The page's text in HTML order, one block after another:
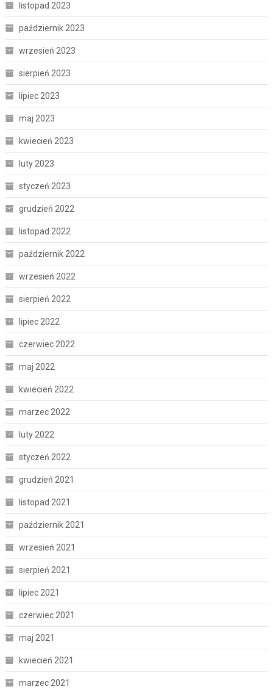
listopad 2023
październik 2023
wrzesień 2023
sierpień 2023
lipiec 2023
maj 2023
kwiecień 2023
luty 2023
styczeń 2023
grudzień 2022
listopad 2022
październik 2022
wrzesień 2022
sierpień 2022
lipiec 2022
czerwiec 2022
maj 2022
kwiecień 2022
marzec 2022
luty 2022
styczeń 2022
grudzień 2021
listopad 2021
październik 2021
wrzesień 2021
sierpień 2021
lipiec 2021
czerwiec 2021
maj 2021
kwiecień 2021
marzec 2021